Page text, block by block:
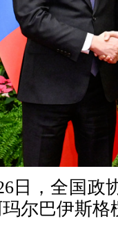
日，全国
尔巴伊斯格